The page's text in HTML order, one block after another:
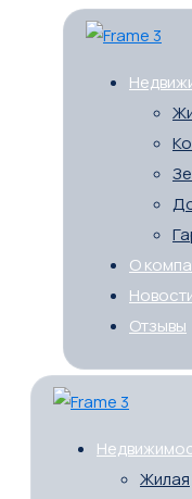
О
Отзывы
Жилая